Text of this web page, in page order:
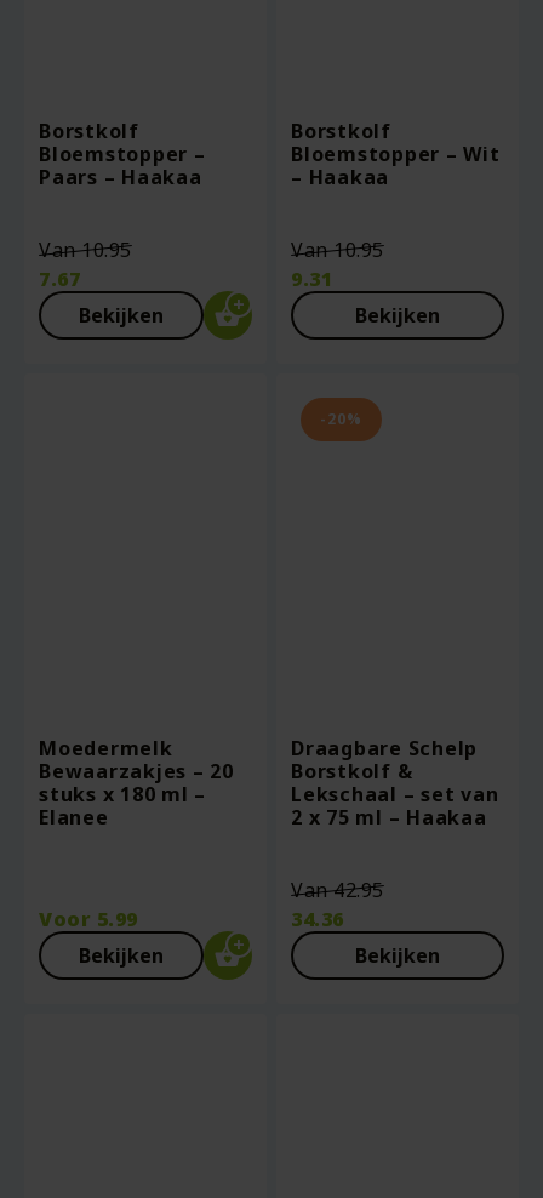
Borstkolf
Bloemstopper –
Paars – Haakaa
Van10.95Oorspronkelijke
was:
€10.95.
7.67
Huidige
prijsBekijken
Borstkolf
Bloemstopper – Wit
– Haakaa
Van10.95
was:
€10.95.
9.31
Huidige
prijs
Bekijken
Moedermelk
Bewaarzakjes – 20
stuks x 180 ml –
Elanee
Voor 5.99
Bekijken
-20%
Draagbare Schelp
Borstkolf &
Lekschaal – set van
2 x 75 ml – Haakaa
Van42.95
was:
€42.95.
34.36
Huidige
prijs
Bekijken